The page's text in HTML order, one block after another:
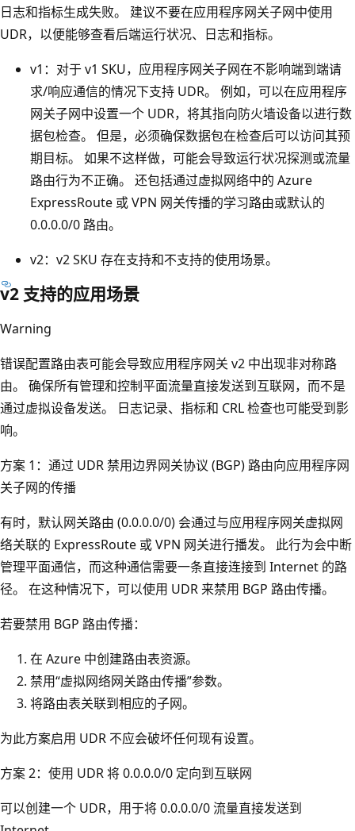
日志和指标生成失败。 建议不要在应用程序网关子网中使用
UDR，以便能够查看后端运行状况、日志和指标。
v1：对于 v1 SKU，应用程序网关子网在不影响端到端请
求/响应通信的情况下支持 UDR。 例如，可以在应用程序
网关子网中设置一个 UDR，将其指向防火墙设备以进行数
据包检查。 但是，必须确保数据包在检查后可以访问其预
期目标。 如果不这样做，可能会导致运行状况探测或流量
路由行为不正确。 还包括通过虚拟网络中的 Azure
ExpressRoute 或 VPN 网关传播的学习路由或默认的
0.0.0.0/0 路由。
v2：v2 SKU 存在支持和不支持的使用场景。
v2 支持的应用场景
Warning
错误配置路由表可能会导致应用程序网关 v2 中出现非对称路
由。 确保所有管理和控制平面流量直接发送到互联网，而不是
通过虚拟设备发送。 日志记录、指标和 CRL 检查也可能受到影
响。
方案 1：通过 UDR 禁用边界网关协议 (BGP) 路由向应用程序网
关子网的传播
有时，默认网关路由 (0.0.0.0/0) 会通过与应用程序网关虚拟网
络关联的 ExpressRoute 或 VPN 网关进行播发。 此行为会中断
管理平面通信，而这种通信需要一条直接连接到 Internet 的路
径。 在这种情况下，可以使用 UDR 来禁用 BGP 路由传播。
若要禁用 BGP 路由传播：
在 Azure 中创建路由表资源。
禁用“虚拟网络网关路由传播”参数。
将路由表关联到相应的子网。
为此方案启用 UDR 不应会破坏任何现有设置。
方案 2：使用 UDR 将 0.0.0.0/0 定向到互联网
可以创建一个 UDR，用于将 0.0.0.0/0 流量直接发送到